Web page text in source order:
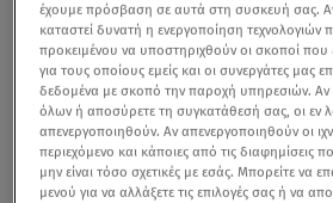
έχουμε πρόσβαση σε αυτά στη συσκευή σας.
καταστεί δυνατή η ενεργοποίηση
προκειμένου να υποστηριχθούν οι σκοποί που
για τους οποίους εμείς και οι συνεργάτες μας
δεδομένα με σκοπό την παροχή υπηρεσιών. Αν
όλων ή αποσύρετε τη συγκατάθεσή σας, οι εν
απενεργοποιηθούν. Αν απενεργοποιηθούν οι
περιεχόμενο και κάποιες από τις διαφημίσεις
μην είναι τόσο σχετικές με εσάς. Μπορείτε να
μενού για να αλλάξετε τις επιλογές σας ή να